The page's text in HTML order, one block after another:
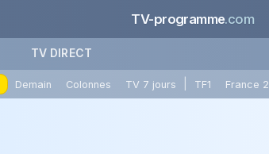
TV-programme.com
TV DIRECT
Demain Colonnes TV 7 jours TF1 France 2